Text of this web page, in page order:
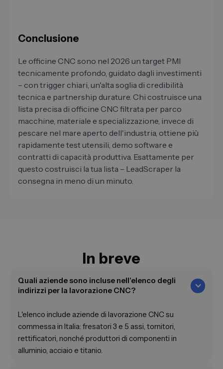
Conclusione
Le officine CNC sono nel 2026 un target PMI
tecnicamente profondo, guidato dagli investimenti
– con trigger chiari, un'alta soglia di credibilità
tecnica e partnership durature. Chi costruisce una
lista precisa di officine CNC filtrata per parco
macchine, materiale e specializzazione, invece di
pescare nel mare aperto dell'industria, ottiene più
rapidamente test utensili, demo software e
contratti di capacità produttiva. Esattamente per
questo costruisci la tua lista – LeadScraper la
consegna in meno di un minuto.
In breve
Quali aziende sono incluse nell'elenco degli
indirizzi per la lavorazione CNC?
L'elenco include aziende di lavorazione CNC su
commessa in Italia: fresatori 3 e 5 assi, tornitori,
rettificatori, nonché produttori di componenti in
alluminio, acciaio e titanio.